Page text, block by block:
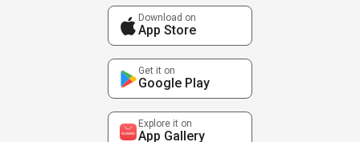
Download on
App Store
Get it on
Google Play
Explore it on
App Gallery